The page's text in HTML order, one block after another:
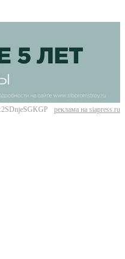
реклама на siapress.ru